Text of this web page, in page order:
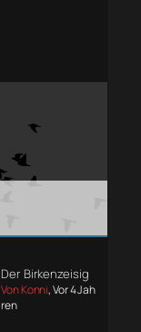
Der Birkenzeisig
Von Konni, Vor 4 Jah
ren